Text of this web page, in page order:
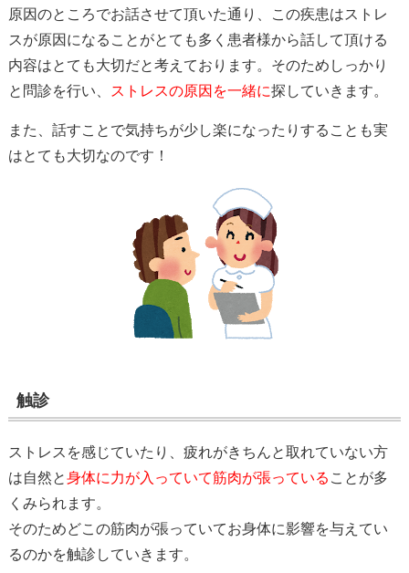
原因のところでお話させて頂いた通り、この疾患はストレ
スが原因になることがとても多く患者様から話して頂ける
内容はとても大切だと考えております。そのためしっかり
と問診を行い、
ストレスの原因を一緒に探していきます。
また、話すことで気持ちが少し楽になったりすることも実
はとても大切なのです！
触診
ストレスを感じていたり、疲れがきちんと取れていない方
は自然と身体に力が入っていて筋肉が張っている ことが多
くみられます。
そのためどこの筋肉が張っていてお身体に影響を与えてい
るのかを触診していきます。